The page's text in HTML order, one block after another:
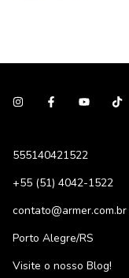
555140421522
+55 (51) 4042-1522
contato@armer.com.br
Porto Alegre/RS
Visite o nosso Blog!